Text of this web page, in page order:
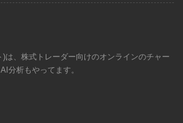
は、株式トレーダー向けのオンラインのチャー
分析もやってます。